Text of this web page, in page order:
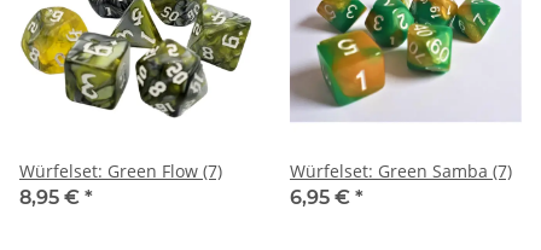
Würfelset: Green Flow (7)
8,95 € *
Würfelset: Green Samba (7)
6,95 € *